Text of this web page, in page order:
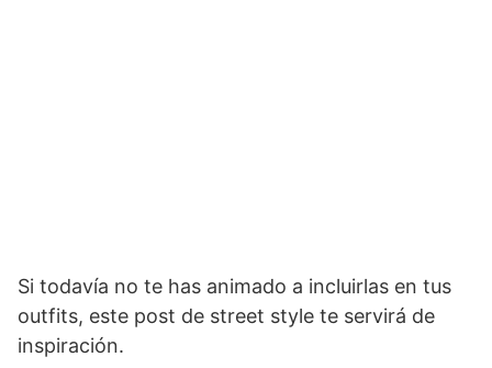
Si todavía no te has animado a incluirlas en tus
outfits, este post de street style te servirá de
inspiración.